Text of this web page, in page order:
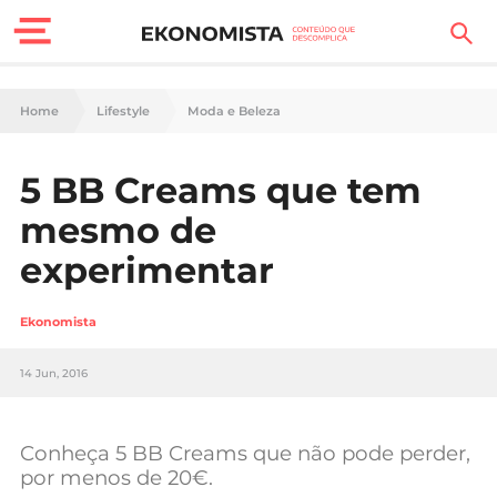
Finanças Pessoais
Carreira
Casa
Lifestyle
Sociedade
Negócios
Home Lifestyle Moda e Beleza
5 BB Creams que tem
mesmo de
experimentar
Ekonomista
14 Jun, 2016
Conheça 5 BB Creams que não pode perder,
por menos de 20€.